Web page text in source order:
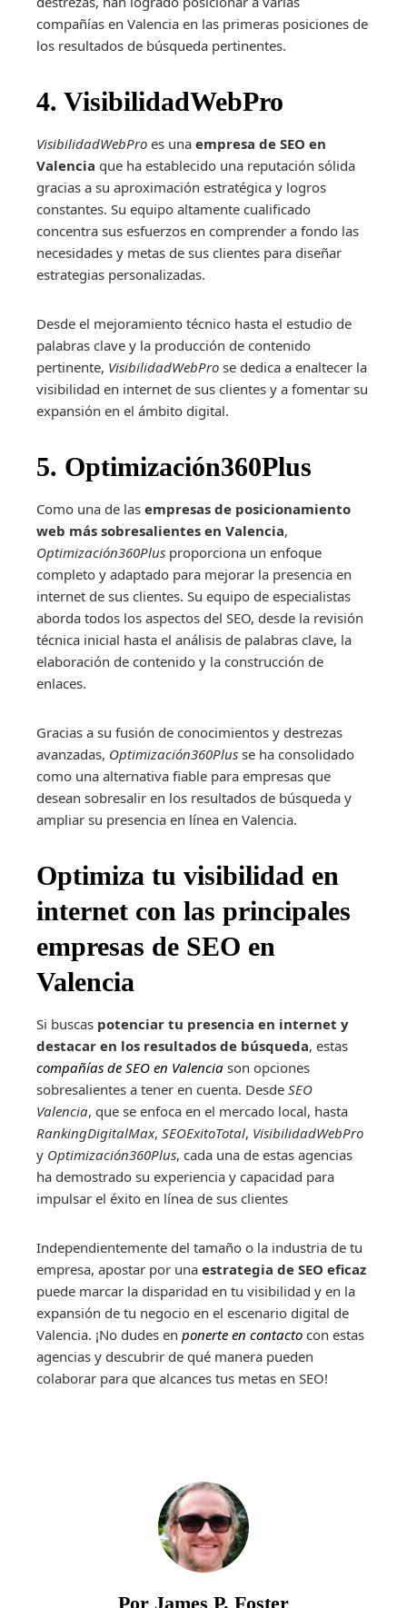
compañías en Valencia en las primeras posiciones de
los resultados de búsqueda pertinentes.
4. VisibilidadWebPro
VisibilidadWebPro es una empresa de SEO en
Valencia que ha establecido una reputación sólida
gracias a su aproximación estratégica y logros
constantes. Su equipo altamente cualificado
concentra sus esfuerzos en comprender a fondo las
necesidades y metas de sus clientes para diseñar
estrategias personalizadas.
Desde el mejoramiento técnico hasta el estudio de
palabras clave y la producción de contenido
pertinente, VisibilidadWebPro se dedica a enaltecer la
visibilidad en internet de sus clientes y a fomentar su
expansión en el ámbito digital.
5. Optimización360Plus
Como una de las empresas de posicionamiento
web más sobresalientes en Valencia,
Optimización360Plus proporciona un enfoque
completo y adaptado para mejorar la presencia en
internet de sus clientes. Su equipo de especialistas
aborda todos los aspectos del SEO, desde la revisión
técnica inicial hasta el análisis de palabras clave, la
elaboración de contenido y la construcción de
enlaces.
Gracias a su fusión de conocimientos y destrezas
avanzadas, Optimización360Plus se ha consolidado
como una alternativa fiable para empresas que
desean sobresalir en los resultados de búsqueda y
ampliar su presencia en línea en Valencia.
Optimiza tu visibilidad en
internet con las principales
empresas de SEO en
Valencia
Si buscas potenciar tu presencia en internet y
destacar en los resultados de búsqueda, estas
compañías de SEO en Valencia son opciones
sobresalientes a tener en cuenta. Desde SEO
Valencia, que se enfoca en el mercado local, hasta
RankingDigitalMax, SEOExitoTotal, VisibilidadWebPro
y Optimización360Plus, cada una de estas agencias
ha demostrado su experiencia y capacidad para
impulsar el éxito en línea de sus clientes
Independientemente del tamaño o la industria de tu
empresa, apostar por una estrategia de SEO eficaz
puede marcar la disparidad en tu visibilidad y en la
expansión de tu negocio en el escenario digital de
Valencia. ¡No dudes en ponerte en contacto con estas
agencias y descubrir de qué manera pueden
colaborar para que alcances tus metas en SEO!
Por James P. Foster